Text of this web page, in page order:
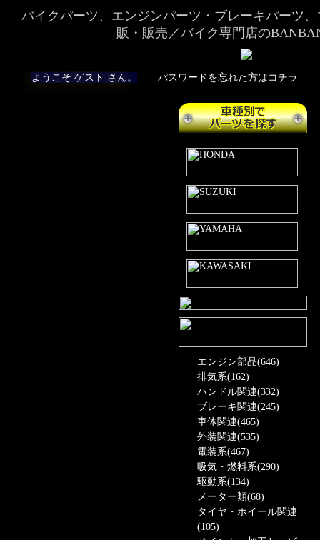
バイクパーツ、エンジンパーツ・ブレーキパーツ
販・販売／バイク専門店の
エンジン部品(646)
排気系(162)
ハンドル関連(332)
ブレーキ関連(245)
車体関連(465)
外装関連(535)
電装系(467)
吸気・燃料系(290)
駆動系(134)
メーター類(68)
タイヤ・ホイール関連
(105)